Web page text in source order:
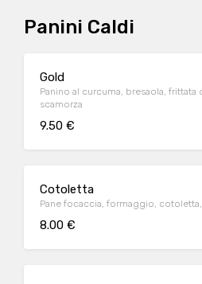
Panini Caldi
Gold
Panino al curcuma, bresaola, frittata
scamorza
9.50 €
Cotoletta
Pane focaccia, formaggio,
8.00 €